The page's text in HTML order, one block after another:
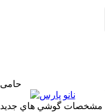
حامی
مشخصات گوشي هاي جديد